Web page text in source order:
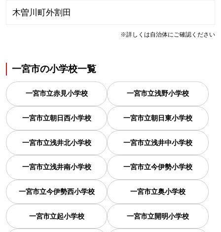
木曽川町外割田
※詳しくは自治体にご確認ください
一宮市の小学校一覧
一宮市立赤見小学校 一宮市立浅野小学校
一宮市立朝日西小学校 一宮市立朝日東小学校
一宮市立浅井北小学校 一宮市立浅井中小学校
一宮市立浅井南小学校 一宮市立今伊勢小学校
一宮市立今伊勢西小学校 一宮市立奥小学校
一宮市立起小学校 一宮市立開明小学校